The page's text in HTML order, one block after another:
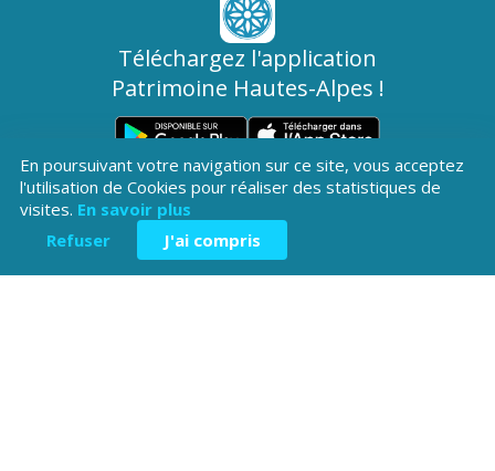
Téléchargez l'application
Patrimoine Hautes-Alpes !
Hôtel du Département
En poursuivant votre navigation sur ce site, vous acceptez
l'utilisation de Cookies pour réaliser des statistiques de
visites. En savoir plus
Refuser
J'ai compris